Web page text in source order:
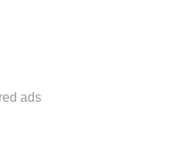
ads